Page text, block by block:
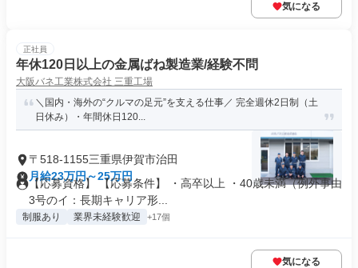
気になる
正社員
年休120日以上の金属ばね製造業/経験不問
大阪バネ工業株式会社 三重工場
＼国内・海外の“クルマの足元”を支える仕事／ 完全週休2日制（土
日休み）・年間休日120...
〒518-1155三重県伊賀市治田
月給23万円～25万円
【応募資格】 【応募条件】 ・高卒以上 ・40歳未満（例外事由
3号のイ：長期キャリア形...
制服あり 業界未経験歓迎 +17個
気になる